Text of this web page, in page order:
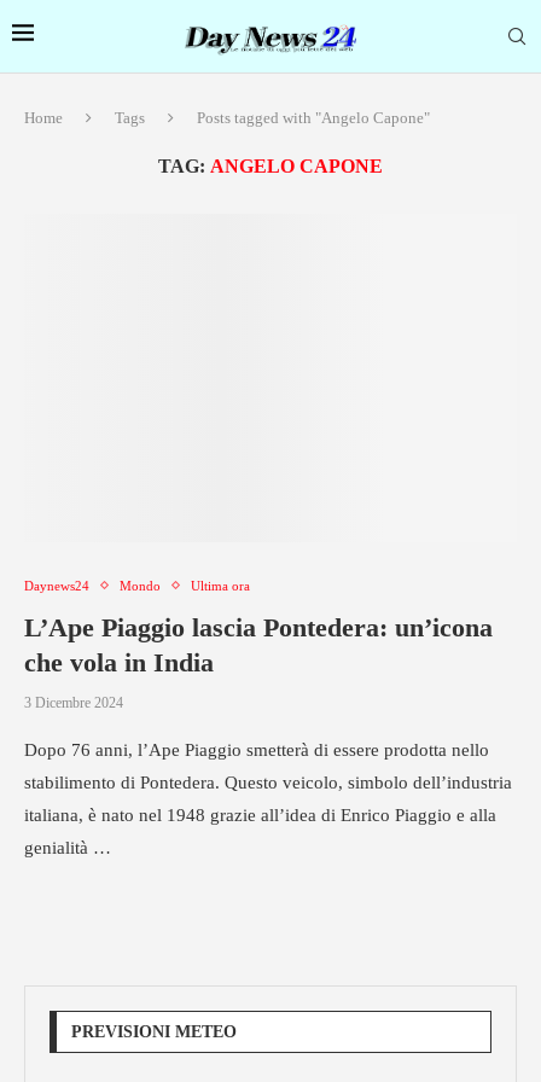
Home Tags Posts tagged with "Angelo Capone"
TAG: ANGELO CAPONE
Daynews24 Mondo Ultima ora
L’Ape Piaggio lascia Pontedera: un’icona
che vola in India
3 Dicembre 2024
Dopo 76 anni, l’Ape Piaggio smetterà di essere prodotta nello
stabilimento di Pontedera. Questo veicolo, simbolo dell’industria
italiana, è nato nel 1948 grazie all’idea di Enrico Piaggio e alla
genialità …
PREVISIONI METEO